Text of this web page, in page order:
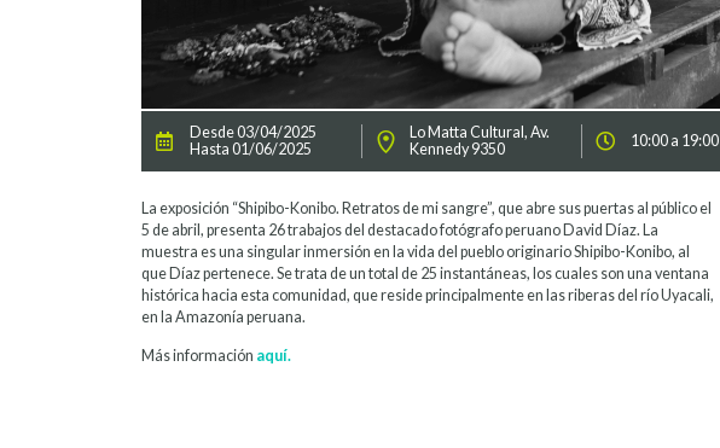
Desde 03/04/2025
Hasta 01/06/2025
Lo Matta Cultural, Av.
Kennedy 9350
10:00 a 19:00
La exposición “Shipibo-Konibo. Retratos de mi sangre”, que abre sus puertas al público el
5 de abril, presenta 26 trabajos del destacado fotógrafo peruano David Díaz. La
muestra es una singular inmersión en la vida del pueblo originario Shipibo-Konibo, al
que Díaz pertenece. Se trata de un total de 25 instantáneas, los cuales son una ventana
histórica hacia esta comunidad, que reside principalmente en las riberas del río Uyacali,
en la Amazonía peruana.
Más información aquí.